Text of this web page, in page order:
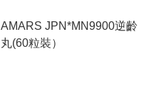
AMARS JPN*MN9900逆齡
丸(60粒裝）